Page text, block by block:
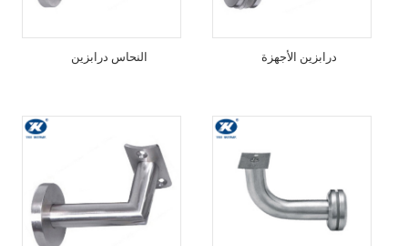
النحاس درابزين درابزين الأجهزة